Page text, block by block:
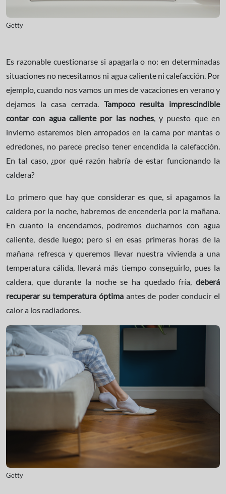
Getty
Es razonable cuestionarse si apagarla o no: en determinadas
situaciones no necesitamos ni agua caliente ni calefacción. Por
ejemplo, cuando nos vamos un mes de vacaciones en verano y
dejamos la casa cerrada. Tampoco resulta imprescindible
contar con agua caliente por las noches, y puesto que en
invierno estaremos bien arropados en la cama por mantas o
edredones, no parece preciso tener encendida la calefacción.
En tal caso, ¿por qué razón habría de estar funcionando la
caldera?
Lo primero que hay que considerar es que, si apagamos la
caldera por la noche, habremos de encenderla por la mañana.
En cuanto la encendamos, podremos ducharnos con agua
caliente, desde luego; pero si en esas primeras horas de la
mañana refresca y queremos llevar nuestra vivienda a una
temperatura cálida, llevará más tiempo conseguirlo, pues la
caldera, que durante la noche se ha quedado fría, deberá
recuperar su temperatura óptimaantes de poder conducir el
calor a los radiadores.
Getty